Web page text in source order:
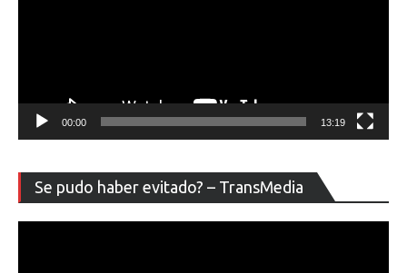
00:00 13:19
Se pudo haber evitado? – TransMedia
de